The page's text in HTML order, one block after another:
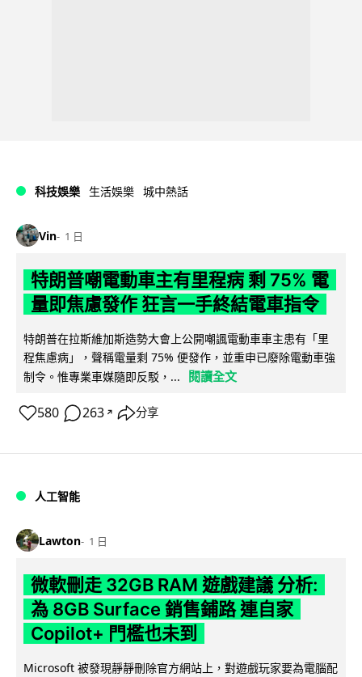
科技娛樂 生活娛樂 城中熱話
Vin 1 日
特朗普嘲電動車主有里程病 剩 75% 電
量即焦慮發作 狂言一手終結電車指令
特朗普在拉斯維加斯造勢大會上公開嘲諷電動車車主患有「里
程焦慮病」，聲稱電量剩 75% 便發作，並重申已廢除電動車強
制令。惟專業車媒隨即反駁，...
閱讀全文
580 263 ↗ 分享
人工智能
Lawton 1 日
微軟刪走 32GB RAM 遊戲建議 分析:
為 8GB Surface 銷售鋪路 連自家
Copilot+ 門檻也未到
Microsoft 被發現靜靜刪除官方網站上，對遊戲玩家要為電腦配